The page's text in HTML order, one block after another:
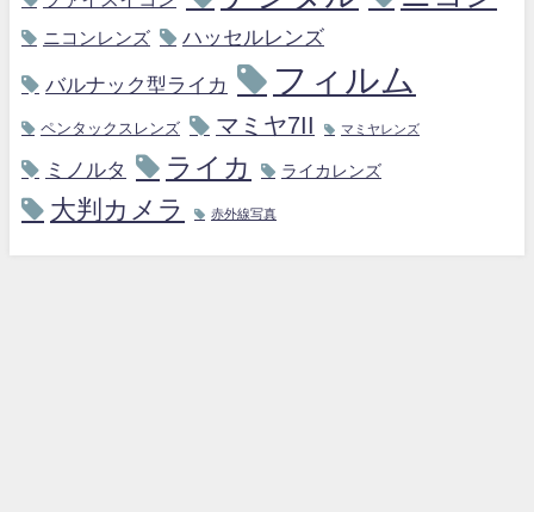
ニコンレンズ ハッセルレンズ
バルナック型ライカ フィルム
ペンタックスレンズ マミヤ7II マミヤレンズ
ミノルタ ライカ ライカレンズ
大判カメラ 赤外線写真